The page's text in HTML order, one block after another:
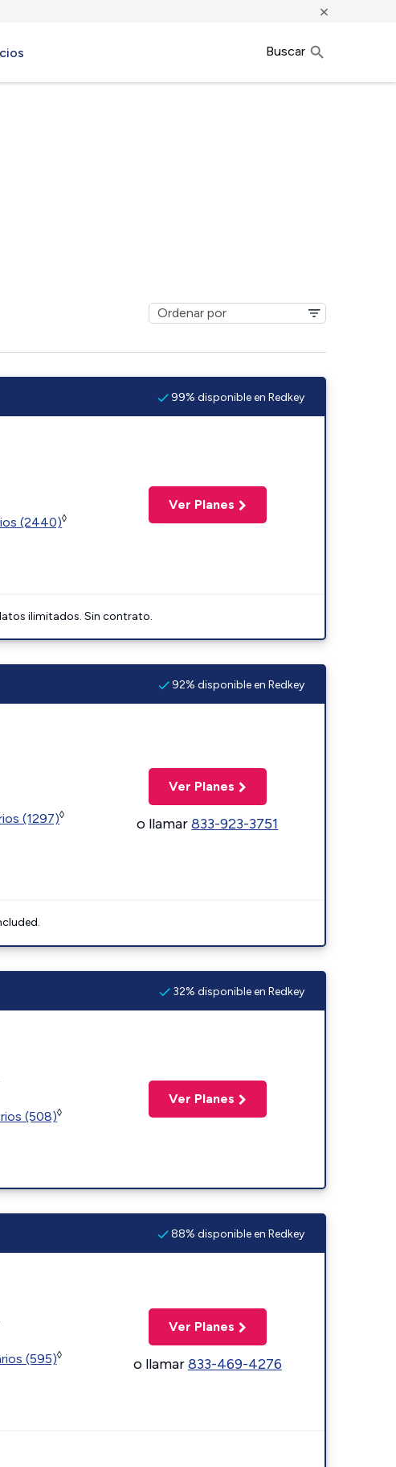
×
Buscar
99% disponible en Redkey
(2440)◊
Ver Planes
ilimitados. Sin contrato.
92% disponible en Redkey
(1297)◊
Ver Planes
o llamar833-923-3751
32% disponible en Redkey
(508)◊
Ver Planes
88% disponible en Redkey
(595)◊
Ver Planes
o llamar833-469-4276